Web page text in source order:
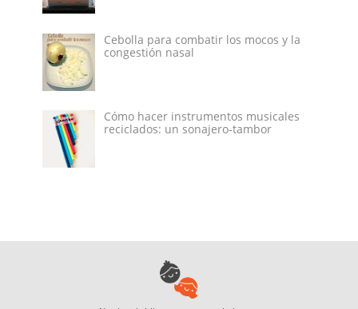
Cebolla para combatir los mocos y la
congestión nasal
Cómo hacer instrumentos musicales
reciclados: un sonajero-tambor